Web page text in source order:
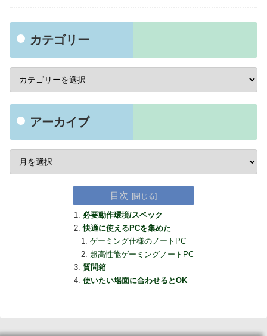
カテゴリー
アーカイブ
目次
必要動作環境/スペック
快適に使えるPCを集めた
ゲーミング仕様のノートPC
超高性能ゲーミングノートPC
質問箱
使いたい場面に合わせるとOK